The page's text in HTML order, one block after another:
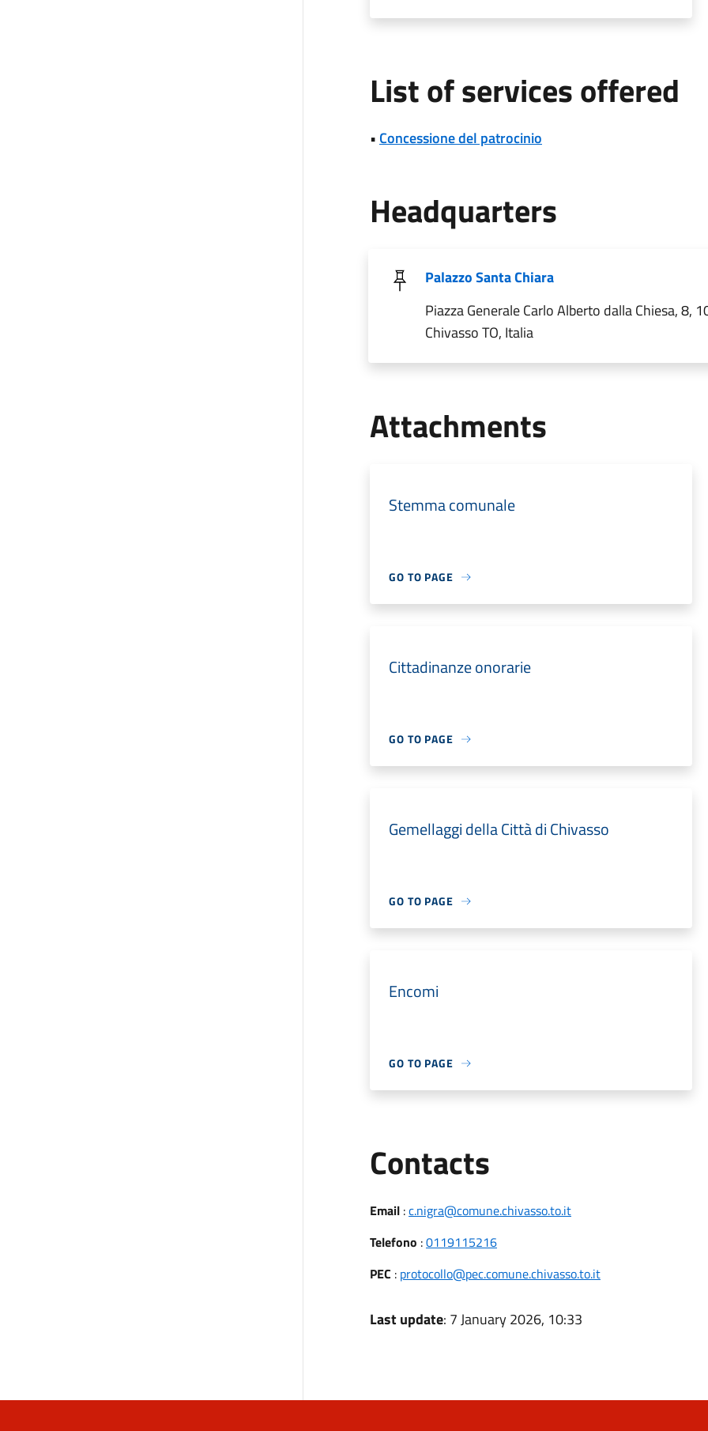
List of services offered
• Concessione del patrocinio
Headquarters
Palazzo Santa Chiara
Piazza Generale Carlo Alberto dalla Chiesa, 8,
Chivasso TO, Italia
Attachments
Stemma comunale
GO TO PAGE
Cittadinanze onorarie
GO TO PAGE
Gemellaggi della Città di Chivasso
GO TO PAGE
Encomi
GO TO PAGE
ContactsUtili
Email:c.nigra@comune.chivasso.to.it
Telefono :0119115216
PEC : protocollo@pec.comune.chivasso.to.it
Last update: 7 January 2026, 10:33